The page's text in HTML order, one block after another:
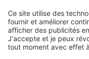
Service
Panier
Liste de souhaits
Mon compte
www.schueco.com
shop@schueco.com